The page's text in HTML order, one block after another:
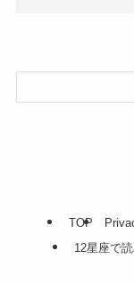
TOP
12星座で